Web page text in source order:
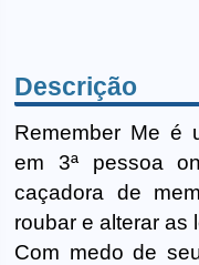
Descrição
Remember Me é
em 3ª pessoa
caçadora de
roubar e alterar as
Com medo de